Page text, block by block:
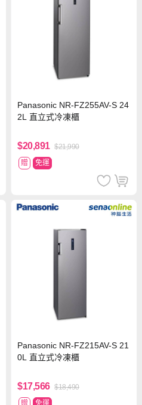
Panasonic NR-FZ255AV-S 24
2L 直立式冷凍櫃
$20,891 $21,990
贈
免運
Panasonic NR-FZ215AV-S 21
0L 直立式冷凍櫃
$17,566 $18,490
贈
免運